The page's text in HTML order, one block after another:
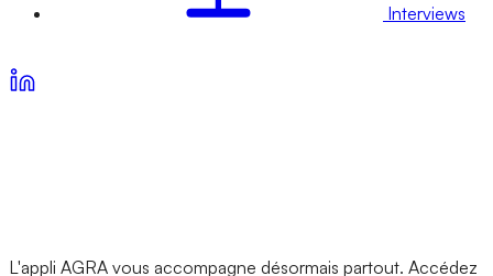
Interviews
L'appli AGRA vous accompagne désormais partout. Accédez